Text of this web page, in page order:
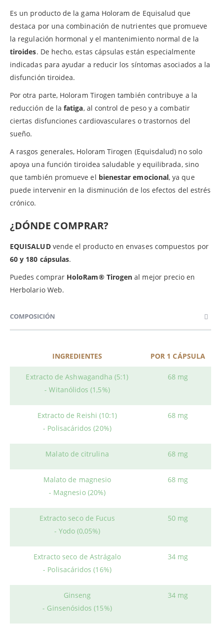
Es un producto de la gama Holoram de Equisalud que
destaca por una combinación de nutrientes que promueve
la regulación hormonal y el mantenimiento normal de la
tiroides. De hecho, estas cápsulas están especialmente
indicadas para ayudar a reducir los síntomas asociados a la
disfunción tiroidea.
Por otra parte, Holoram Tirogen también contribuye a la
reducción de lafatiga, al control de peso y a combatir
ciertas disfunciones cardiovasculares o trastornos del
sueño.
A rasgos generales, Holoram Tirogen (Equisdalud) no solo
apoya una función tiroidea saludable y equilibrada, sino
que también promueve el bienestar emocional, ya que
puede intervenir en la disminución de los efectos del estrés
crónico.
¿DÓNDE COMPRAR?
EQUISALUD vende el producto en envases compuestos por
60 y 180 cápsulas.
Puedes comprar HoloRam® Tirogenal mejor precio en
Herbolario Web.
COMPOSICIÓN
INGREDIENTES POR 1 CÁPSULA
Extracto de Ashwagandha (5:1)
- Witanólidos (1,5%)
68 mg
Extracto de Reishi (10:1)
- Polisacáridos (20%)
68 mg
Malato de citrulina 68 mg
Malato de magnesio
- Magnesio (20%)
68 mg
Extracto seco de Fucus
- Yodo (0,05%)
50 mg
Extracto seco de Astrágalo
- Polisacáridos (16%)
34 mg
Ginseng
- Ginsenósidos (15%)
34 mg